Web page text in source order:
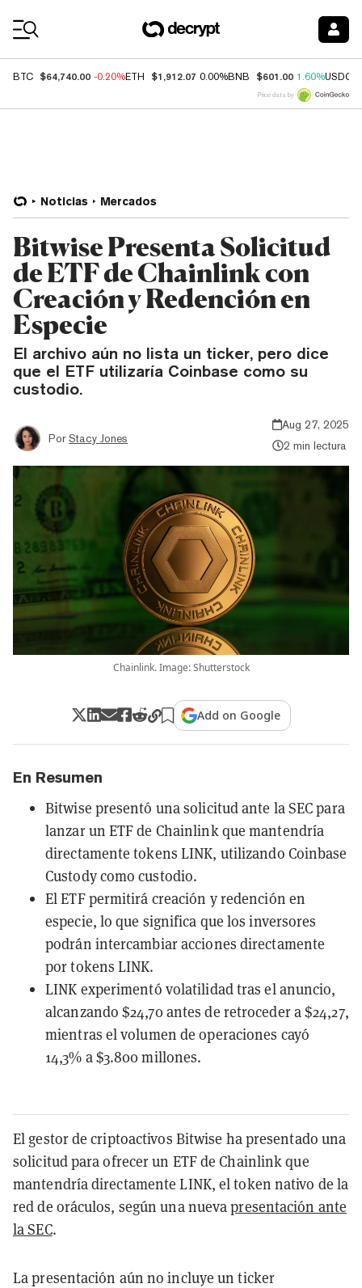
BTC $64,740.00 -0.20%ETH $1,912.07 0.00%BNB $601.00 1.60%USDC
Price data by
Noticias Mercados
Bitwise Presenta Solicitud
de ETF de Chainlink con
Creación y Redención en
Especie
El archivo aún no lista un ticker, pero dice
que el ETF utilizaría Coinbase como su
custodio.
Por Stacy Jones
Aug 27, 2025
2 min lectura
Chainlink. Image: Shutterstock
Add on Google
En Resumen
Bitwise presentó una solicitud ante la SEC para
lanzar un ETF de Chainlink que mantendría
directamente tokens LINK, utilizando Coinbase
Custody como custodio.
El ETF permitirá creación y redención en
especie, lo que significa que los inversores
podrán intercambiar acciones directamente
por tokens LINK.
LINK experimentó volatilidad tras el anuncio,
alcanzando $24,70 antes de retroceder a $24,27,
mientras el volumen de operaciones cayó
14,3% a $3.800 millones.
El gestor de criptoactivos Bitwise ha presentado una
solicitud para ofrecer un ETF de Chainlink que
mantendría directamente LINK, el token nativo de la
red de oráculos, según una nuevapresentación ante
la SEC.
La presentación aún no incluye un ticker